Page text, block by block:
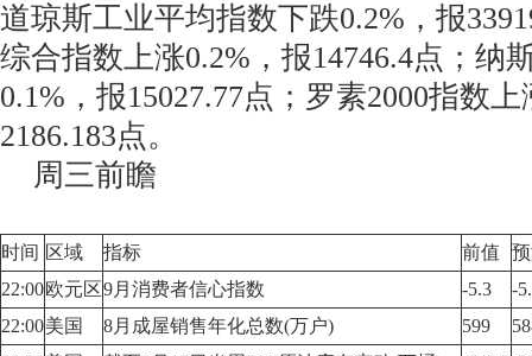
道琼斯工业平均指数下跌0.2%，报
综合指数上涨0.2%，报14746.4点；纳
0.1%，报15027.77点；罗素2000指数
2186.183点。
周三前瞻
时间 区域 指标 前值
22:00欧元区9月消费者信心指数 -5.3
-
22:00美国 8月成屋销售年化总数(万户) 599